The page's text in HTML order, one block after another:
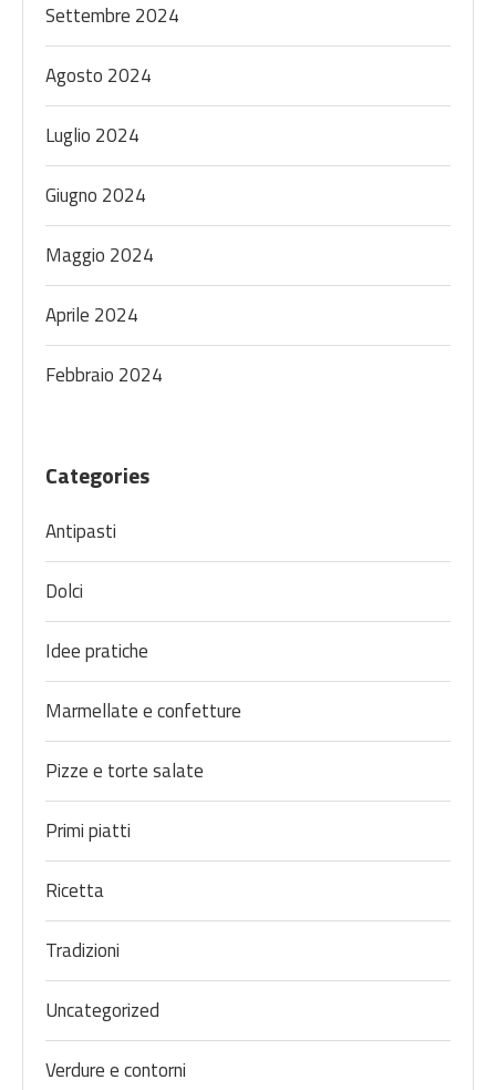
Settembre 2024
Agosto 2024
Luglio 2024
Giugno 2024
Maggio 2024
Aprile 2024
Febbraio 2024
Categories
Antipasti
Dolci
Idee pratiche
Marmellate e confetture
Pizze e torte salate
Primi piatti
Ricetta
Tradizioni
Uncategorized
Verdure e contorni